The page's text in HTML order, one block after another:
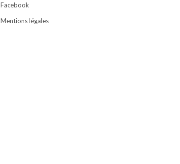
Facebook
Mentions légales